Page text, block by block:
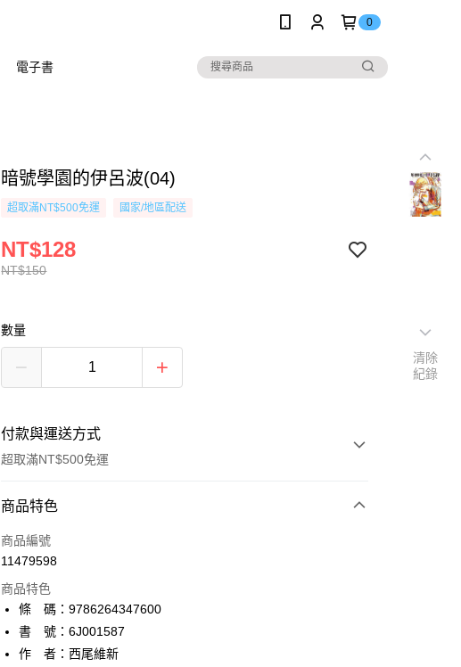
0
電子書
暗號學園的伊呂波(04)
超取滿NT$500免運 國家/地區配送
NT$150
NT$128
數量
付款與運送方式
超取滿NT$500免運
付款方式
信用卡一次付款
AFTEE先享後付
相關說明
AFTEE先享後付是「在收到商品之後才付款」的支付方式。 讓您購物簡單
ATM付款
商品特色
商品編號
11479598
商品特色
條 碼：9786264347600
書 號：6J001587
作 者：西尾維新
清除
紀錄